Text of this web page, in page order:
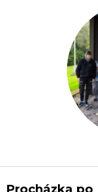
Procházka po